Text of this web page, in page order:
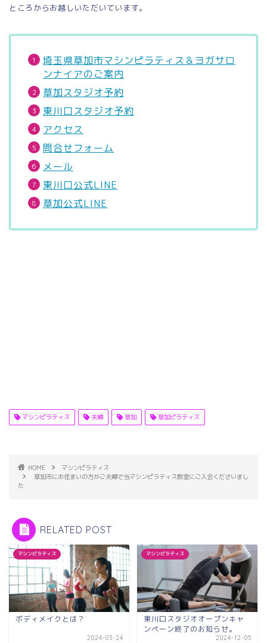
ところからお越しいただいています。
埼玉県草加市マシンピラティス＆ヨガサロ
ンナイアのご案内
草加スタジオ予約
東川口スタジオ予約
アクセス
問合せフォーム
メール
東川口公式LINE
草加公式LINE
マシンピラティス 夫婦 草加 草加ピラティス
HOME
マシンピラティス
草加市にお住まいの方がご夫婦で当マシンピラティス教室にご入会くださいまし
た
RELATED POST
マシンピラティス
ボディメイクとは？
2024-03-24
マシンピラティス
東川口スタジオオープンキャ
ンペーン終了のお知らせ。
2024-12-05